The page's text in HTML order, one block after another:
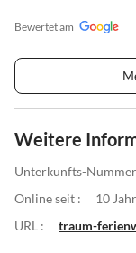
Bewertet am
Weitere
Unterkunfts-
Online seit :
10
URL :
traum-